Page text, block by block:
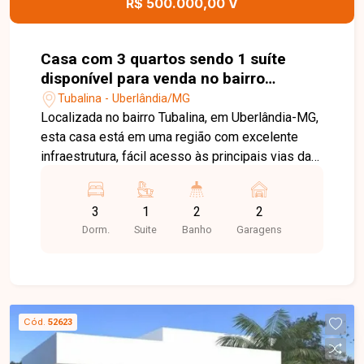
R$ 500.000,00 V
Casa com 3 quartos sendo 1 suíte
disponível para venda no bairro
Tubalina em Uberlândia-MG
Tubalina - Uberlândia/MG
Localizada no bairro Tubalina, em Uberlândia-MG,
esta casa está em uma região com excelente
infraestrutura, fácil acesso às principais vias da
farmácias, comércios e diversos serviços,
proporcionando praticidade e qualidade de vida
para toda a família. O imóvel possui
quartos, banheiro social, cozinha com armários
planejados, área gourmet, lavanderia e quintal
com pomar e ducha. Dois dos quartos possuem
3
Dorm.
1
Suite
2
Banho
2
Garagens
Cód. 52623